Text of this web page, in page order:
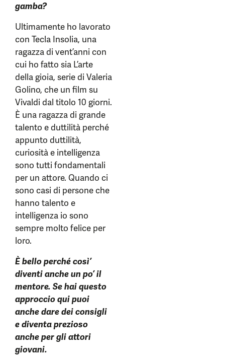
gamba?
Ultimamente ho lavorato
con Tecla Insolia, una
ragazza di vent’anni con
cui ho fatto sia L’arte
della gioia, serie di Valeria
Golino, che un film su
Vivaldi dal titolo 10 giorni.
È una ragazza di grande
talento e duttilità perché
appunto duttilità,
curiosità e intelligenza
sono tutti fondamentali
per un attore. Quando ci
sono casi di persone che
hanno talento e
intelligenza io sono
sempre molto felice per
loro.
È bello perché così’
diventi anche un po’ il
mentore. Se hai questo
approccio qui puoi
anche dare dei consigli
e diventa prezioso
anche per gli attori
giovani.